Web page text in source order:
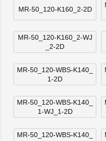
MR-50_120-K160_2-2D
MR-50_120-K160_2-WJ
_2-2D
MR-50_120-WBS-K140_
1-2D
MR-50_120-WBS-K140_
1-WJ_1-2D
MR-50_120-WBS-K140_